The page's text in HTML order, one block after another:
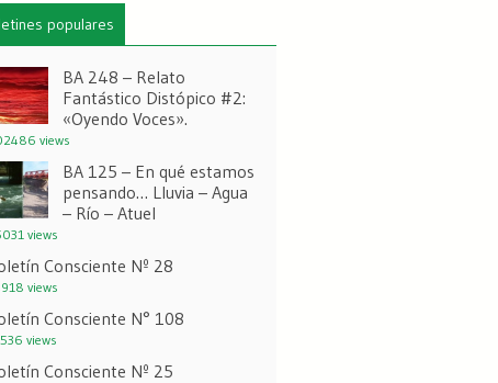
populares
BA 248 – Relato
Fantástico Distópico #2:
«Oyendo Voces».
views
BA 125 – En qué estamos
pensando… Lluvia – Agua
– Río – Atuel
views
Consciente Nº 28
views
Consciente N° 108
views
Consciente Nº 25